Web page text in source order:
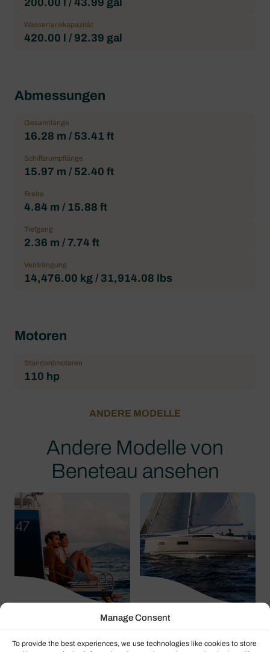
Manage Consent
To provide the best experiences, we use technologies like cookies to store
200.00 l / 43.99 gal
Wassertankkapazität
420.00 l / 92.39 gal
Abmessungen
Gesamtlänge
16.28 m / 53.41 ft
Schiffsrumpflänge
15.97 m / 52.40 ft
Breite
4.84 m / 15.88 ft
Tiefgang
2.36 m / 7.74 ft
Verdrängung
14,476.00 kg / 31,914.08 lbs
Motoren
Standardmotoren
110 hp
ANDERE MODELLE
Andere Modelle von
Beneteau ansehen
Beneteau
Beneteau